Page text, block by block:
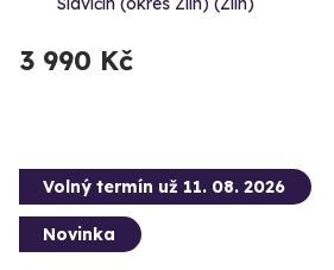
3 990 Kč
Volný termín už 11. 08. 2026
Novinka